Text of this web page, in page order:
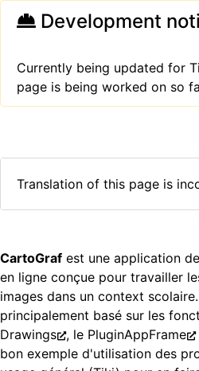
Development
Currently being updated for
page is being worked on so
Translation of this page is
CartoGraf est une application
en ligne conçue pour travailler
images dans un context
principalement basé sur les
Drawings , le PluginAppFrame
bon exemple d'utilisation des